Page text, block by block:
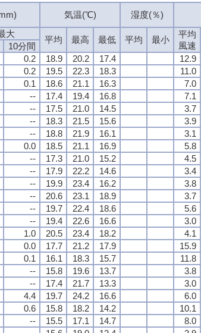
気温(℃) 湿度(％)
大
平均 最高 最低 平均 最小
平均
風速
10分間
0.2 18.9 20.2 17.4 12.9
0.2 19.5 22.3 18.3 11.0
0.1 18.6 21.1 16.3 7.0
-- 17.4 19.4 16.8 7.1
-- 17.5 21.0 14.5 3.7
-- 18.3 21.5 15.6 3.9
-- 18.8 21.9 16.1 3.1
0.0 18.5 21.1 16.9 5.8
-- 17.3 21.0 15.2 4.5
-- 17.9 22.2 14.6 3.4
-- 19.9 23.4 16.2 3.8
-- 20.6 23.1 18.9 3.7
-- 19.7 22.4 18.6 5.6
-- 19.4 22.6 16.6 3.0
1.0 20.5 23.4 18.2 4.1
0.0 17.7 21.2 17.9 15.9
0.1 16.1 18.3 15.7 11.8
-- 15.8 19.6 13.7 3.8
-- 17.4 21.7 13.3 3.0
4.4 19.7 24.2 16.6 6.0
0.6 15.8 18.2 14.2 10.1
-- 15.5 17.1 14.7 8.0